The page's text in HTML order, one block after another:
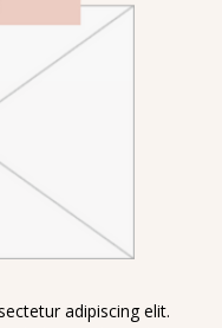
adipiscing elit.